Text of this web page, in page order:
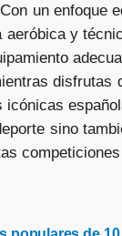
un enfoque
y
disfrutas
icónicas
sino